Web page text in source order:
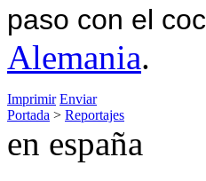
paso con el
Alemania.
Imprimir Enviar
Portada > Reportajes
en españa